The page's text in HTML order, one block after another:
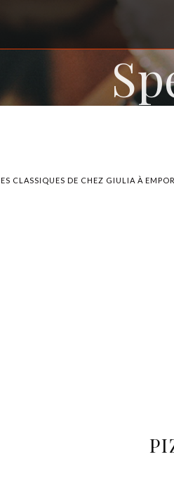
CLASSIQUES DE CHEZ GIULIA À